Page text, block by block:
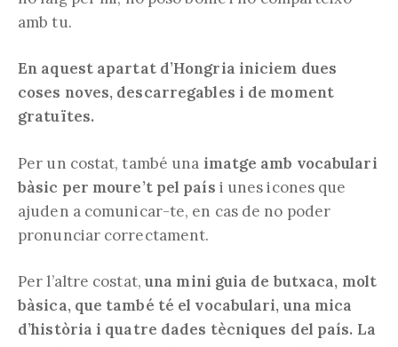
amb tu.
En aquest apartat d’Hongria iniciem dues
coses noves, descarregables i de moment
gratuïtes.
Per un costat, també una imatge amb vocabulari
bàsic per moure’t pel país i unes icones que
ajuden a comunicar-te, en cas de no poder
pronunciar correctament.
Per l’altre costat, una mini guia de butxaca, molt
bàsica, que també té el vocabulari, una mica
d’història i quatre dades tècniques del país. La